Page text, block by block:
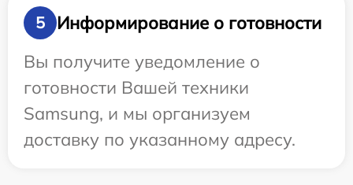
5
Информирование о готовности
Вы получите уведомление о
готовности Вашей техники
Samsung, и мы организуем
доставку по указанному адресу.